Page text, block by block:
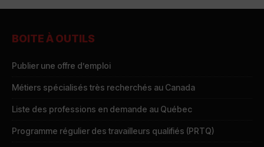
BOITE À OUTILS
Publier une offre d’emploi
Métiers spécialisés très recherchés au Canada
Liste des professions en demande au Québec
Programme régulier des travailleurs qualifiés (PRTQ)